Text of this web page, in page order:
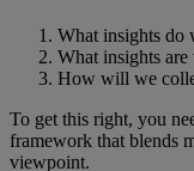
What insights do
What insights are
How will we
To get this right, you
framework that blends
viewpoint.